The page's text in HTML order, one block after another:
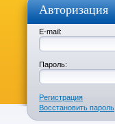
Авторизация
E-mail:
Пароль:
Регистрация
Восстановить пароль